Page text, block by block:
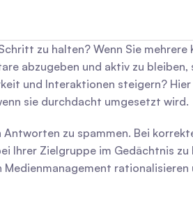
zu halten? Wenn Sie
abzugeben und aktiv zu
und Interaktionen steigern?
sie durchdacht umgesetzt wird.
zu spammen. Bei
Ihrer Zielgruppe im Gedächtnis